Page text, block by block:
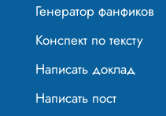
Генератор фанфиков
Конспект по тексту
Написать доклад
Написать пост